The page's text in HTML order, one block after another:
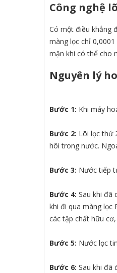
Công nghệ
Có một điều khẳng
màng lọc chỉ
mặn khi có thể cho
Nguyên lý
Bước 1: Khi máy
Bước 2: Lõi lọc thứ
hôi trong nước.
Bước 3: Nước tiếp
Bước 4: Sau khi đã
khi đi qua màng lọc
các tập chất hữu
Bước 5: Nước lọc
Bước 6: Sau khi đã